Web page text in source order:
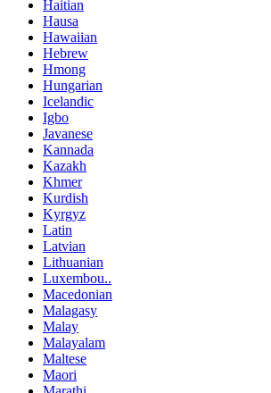
Haitian
Hausa
Hawaiian
Hebrew
Hmong
Hungarian
Icelandic
Igbo
Javanese
Kannada
Kazakh
Khmer
Kurdish
Kyrgyz
Latin
Latvian
Lithuanian
Luxembou..
Macedonian
Malagasy
Malay
Malayalam
Maltese
Maori